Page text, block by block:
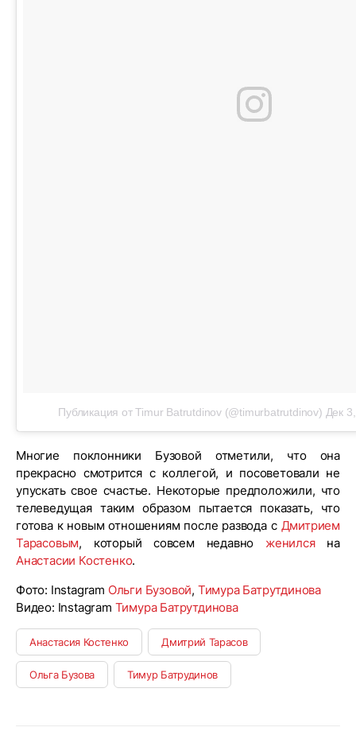
Публикация от Timur Batrutdinov (@timurbatrutdinov) Дек
Многие поклонники Бузовой отметили, что она
прекрасно смотрится с коллегой, и посоветовали не
упускать свое счастье. Некоторые предположили, что
телеведущая таким образом пытается показать, что
готова к новым отношениям после развода с Дмитрием
Тарасовым, который совсем недавно женилсяна
Анастасии Костенко.
Фото: Instagram Ольги Бузовой, Тимура Батрутдинова
Видео: Instagram Тимура Батрутдинова
Анастасия Костенко Дмитрий Тарасов
Ольга Бузова Тимур Батрудинов